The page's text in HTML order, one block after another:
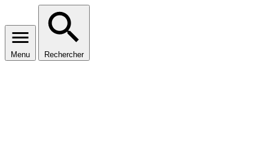
Menu Rechercher